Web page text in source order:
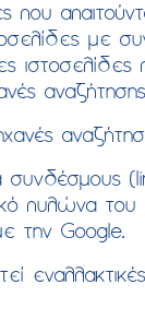
που
με
ιστοσελίδες
συνδέσμους
πυλώνα
την Google.